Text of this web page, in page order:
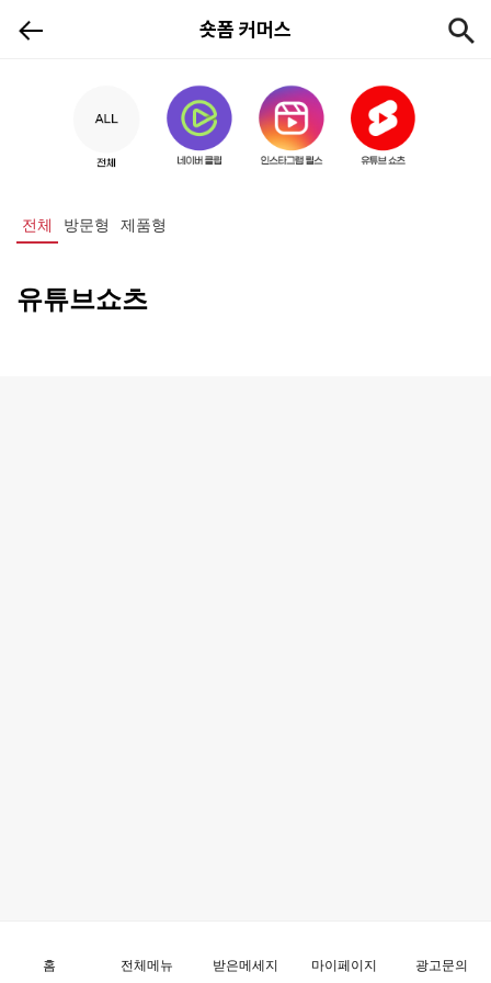
숏폼 커머스
전체 방문형 제품형
유튜브쇼츠
홈 전체메뉴 받은메세지 마이페이지 광고문의